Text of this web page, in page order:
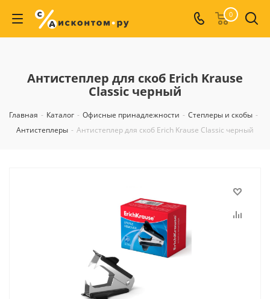
0
Антистеплер для скоб Erich Krause
Classic черный
Главная - Каталог - Офисные принадлежности - Степлеры и скобы -
Антистеплеры - Антистеплер для скоб Erich Krause Classic черный